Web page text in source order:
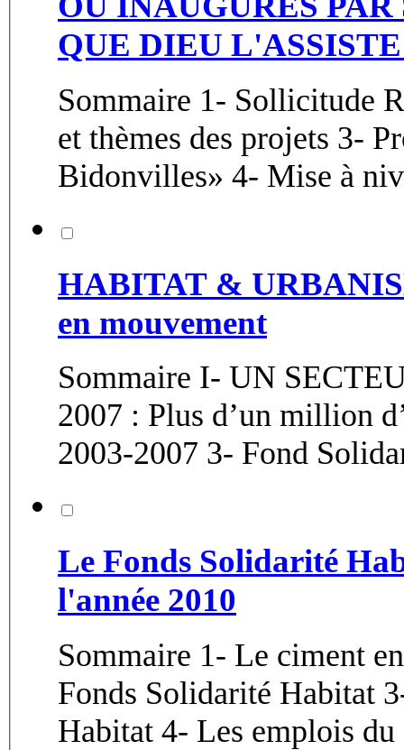
QUE DIEU L'ASSISTE
Sommaire 1- Sollicitude
et thèmes des projets 3-
Bidonvilles» 4- Mise à
HABITAT &
en mouvement
Sommaire I- UN
2007 : Plus d’un million
Le Fonds Solidarité
l'année 2010
Sommaire 1- Le ciment
Fonds Solidarité Habitat
Habitat 4- Les emplois du